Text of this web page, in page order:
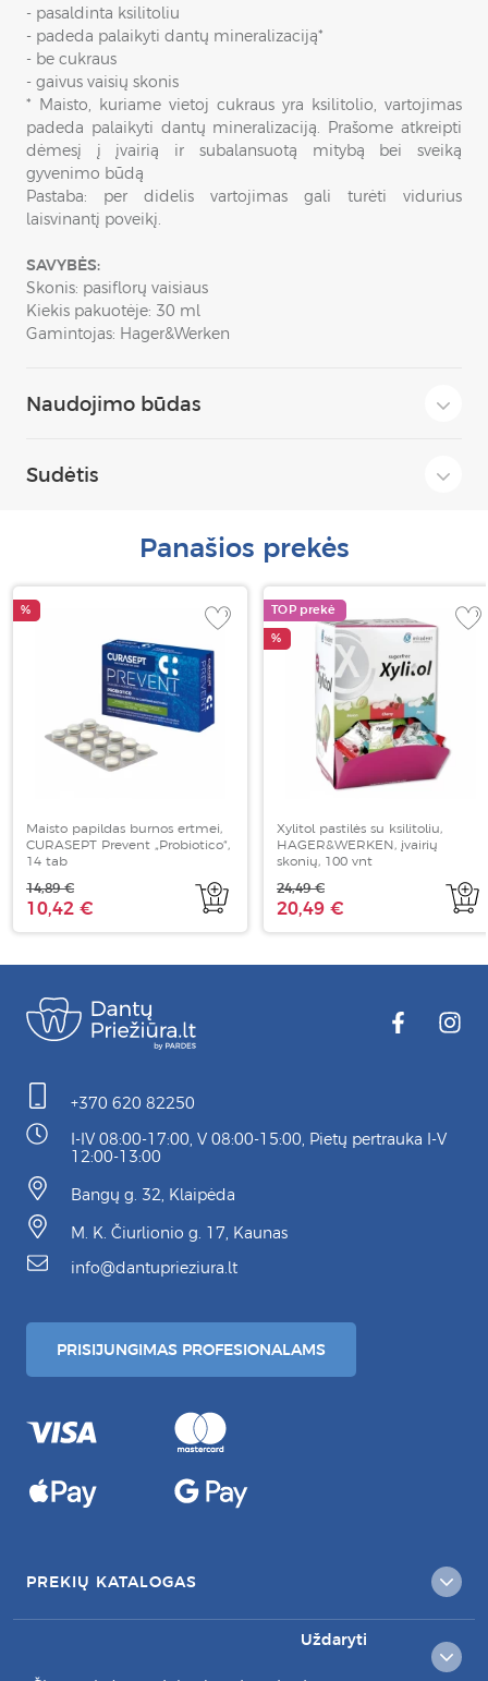
Uždaryti
- pasaldinta ksilitoliu
- padeda palaikyti dantų mineralizaciją*
- be cukraus
- gaivus vaisių skonis
* Maisto, kuriame vietoj cukraus yra ksilitolio, vartojimas
padeda palaikyti dantų mineralizaciją. Prašome atkreipti
dėmesį į įvairią ir subalansuotą mitybą bei sveiką
gyvenimo būdą
Pastaba: per didelis vartojimas gali turėti vidurius
laisvinantį poveikį.
SAVYBĖS:
Skonis: pasiflorų vaisiaus
Kiekis pakuotėje: 30 ml
Gamintojas: Hager&Werken
Naudojimo būdas
Sudėtis
Panašios prekės
%
Maisto papildas burnos ertmei,
CURASEPT Prevent „Probiotico“,
14 tab
10,42 €
14,89 €
TOP prekė
%
Xylitol pastilės su ksilitoliu,
HAGER&WERKEN, įvairių
skonių, 100 vnt
20,49 €
24,49 €
+370 620 82250
I-IV 08:00-17:00, V 08:00-15:00, Pietų pertrauka I-V
12:00-13:00
Bangų g. 32, Klaipėda
M. K. Čiurlionio g. 17, Kaunas
info@dantuprieziura.lt
PRISIJUNGIMAS PROFESIONALAMS
PREKIŲ KATALOGAS